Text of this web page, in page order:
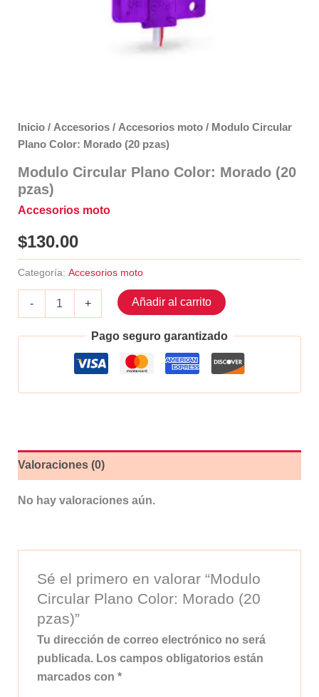
Inicio/ Accesorios/ Accesorios moto/ Modulo Circular
Plano Color: Morado (20 pzas)
Modulo Circular Plano Color: Morado (20
pzas)
Accesorios moto
$130.00
Categoría: Accesorios moto
-
Color:
cantidad
+ Añadir al carrito
Pago seguro garantizado
Valoraciones (0)
No hay valoraciones aún.
Sé el primero en valorar “Modulo
Circular Plano Color: Morado (20
pzas)”
Tu dirección de correo electrónico no será
publicada. Los campos obligatorios están
marcados con*